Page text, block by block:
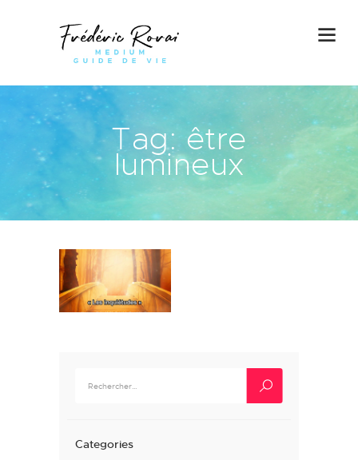
Tag: être
lumineux
Categories